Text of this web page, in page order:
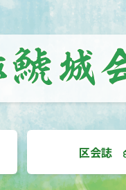
区会誌